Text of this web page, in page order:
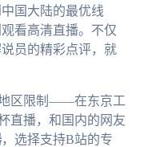
国大陆的最优线
看高清直播。不仅
员的精彩点评，就
区限制——在东京工
直播，和国内的网友
，选择支持B站的专